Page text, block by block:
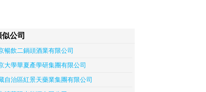
似公司
暢飲二鍋頭酒業有限公司
大學華夏產學研集團有限公司
自治區紅景天藥業集團有限公司